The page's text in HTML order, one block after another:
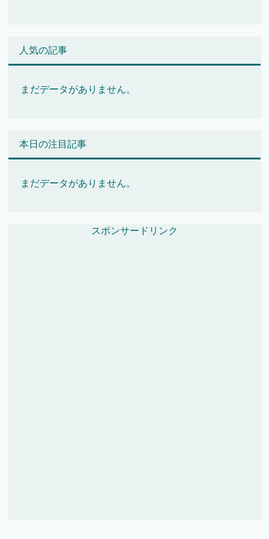
人気の記事
まだデータがありません。
本日の注目記事
まだデータがありません。
スポンサードリンク